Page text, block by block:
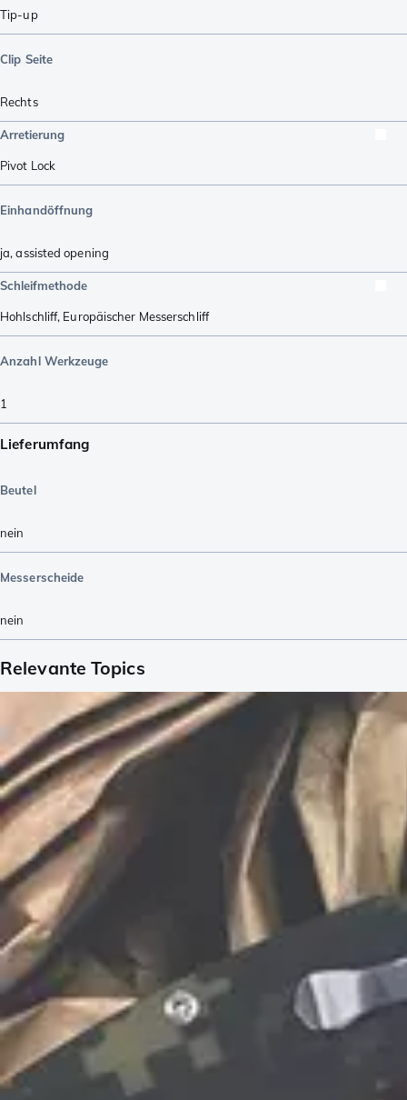
Tip-up
Clip Seite
Rechts
Arretierung
Pivot Lock
Einhandöffnung
ja, assisted opening
Schleifmethode
Hohlschliff, Europäischer Messerschliff
Anzahl Werkzeuge
1
Lieferumfang
Beutel
nein
Messerscheide
nein
Relevante Topics